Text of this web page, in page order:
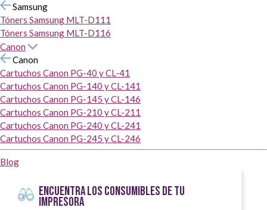
Samsung
Tóners Samsung MLT-D111
Tóners Samsung MLT-D116
Canon
Canon
Cartuchos Canon PG-40 y CL-41
Cartuchos Canon PG-140 y CL-141
Cartuchos Canon PG-145 y CL-146
Cartuchos Canon PG-210 y CL-211
Cartuchos Canon PG-240 y CL-241
Cartuchos Canon PG-245 y CL-246
Blog
ENCUENTRA LOS CONSUMIBLES DE TU
IMPRESORA